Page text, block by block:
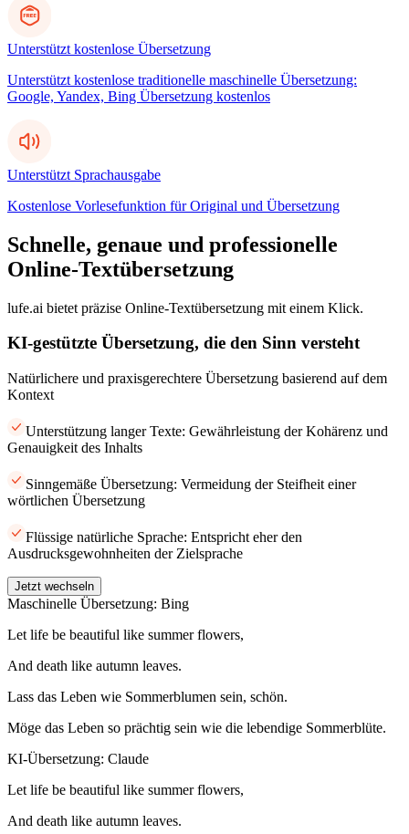
Unterstützt kostenlose Übersetzung
Unterstützt kostenlose traditionelle maschinelle Übersetzung:
Google, Yandex, Bing Übersetzung kostenlos
Unterstützt Sprachausgabe
Kostenlose Vorlesefunktion für Original und Übersetzung
Schnelle, genaue und professionelle
Online-Textübersetzung
lufe.ai bietet präzise Online-Textübersetzung mit einem Klick.
KI-gestützte Übersetzung, die den Sinn versteht
Natürlichere und praxisgerechtere Übersetzung basierend auf dem
Kontext
Unterstützung langer Texte: Gewährleistung der Kohärenz und
Genauigkeit des Inhalts
Sinngemäße Übersetzung: Vermeidung der Steifheit einer
wörtlichen Übersetzung
Flüssige natürliche Sprache: Entspricht eher den
Ausdrucksgewohnheiten der Zielsprache
Jetzt wechseln
Maschinelle Übersetzung: Bing
Let life be beautiful like summer flowers,
And death like autumn leaves.
Lass das Leben wie Sommerblumen sein, schön.
Möge das Leben so prächtig sein wie die lebendige Sommerblüte.
KI-Übersetzung: Claude
Let life be beautiful like summer flowers,
And death like autumn leaves.